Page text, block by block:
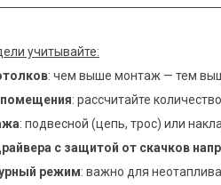
учитывайте:
: чем выше монтаж — тем
: рассчитайте
: подвесной (цепь, трос) или
с защитой от скачков
режим: важно для